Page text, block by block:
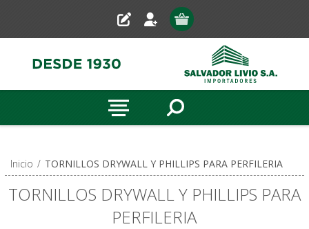
Inicio / TORNILLOS DRYWALL Y PHILLIPS PARA PERFILERIA
TORNILLOS DRYWALL Y PHILLIPS PARA
PERFILERIA